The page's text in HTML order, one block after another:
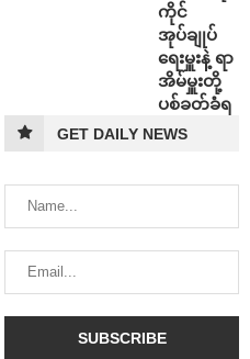
ကိုင်
အုပ်ချုပ်
ရေးမှူးနဲ့ ရာ
အိမ်မှူးတို့
ပစ်ခတ်ခံရ
GET DAILY NEWS